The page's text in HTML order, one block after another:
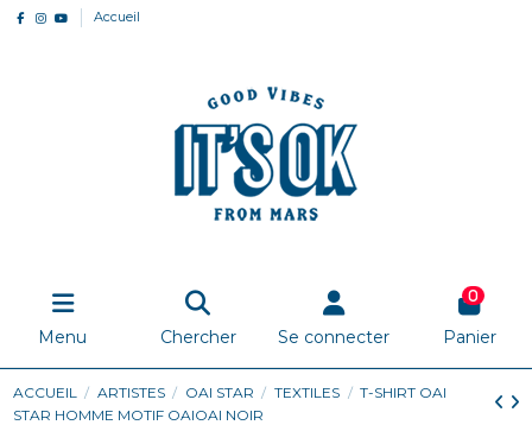
Accueil
Menu Chercher Se connecter
0
Panier
ACCUEIL ARTISTES OAI STAR TEXTILES
T-SHIRT OAI
STAR HOMME MOTIF OAIOAI NOIR